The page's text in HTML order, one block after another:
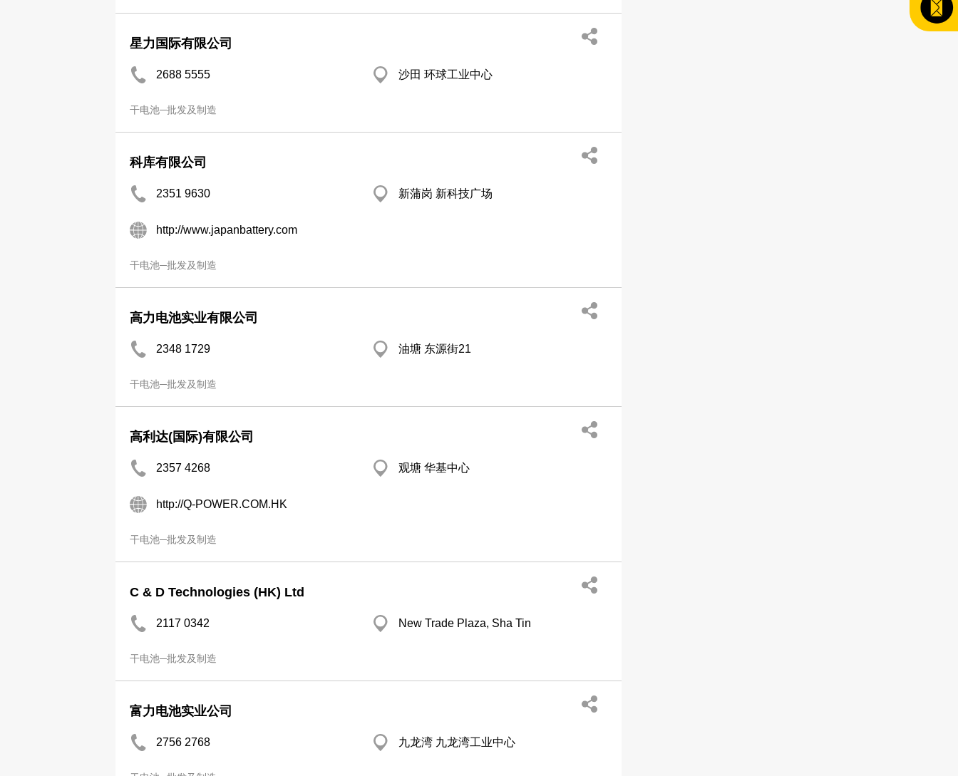
星力国际有限公司
2688 5555 沙田 环球工业中心
干电池─批发及制造
科库有限公司
2351 9630 新蒲岗 新科技广场
http://www.japanbattery.com
干电池─批发及制造
高力电池实业有限公司
2348 1729 油塘 东源街21
干电池─批发及制造
高利达(国际)有限公司
2357 4268 观塘 华基中心
http://Q-POWER.COM.HK
干电池─批发及制造
C & D Technologies (HK) Ltd
2117 0342 New Trade Plaza, Sha Tin
干电池─批发及制造
富力电池实业公司
2756 2768 九龙湾 九龙湾工业中心